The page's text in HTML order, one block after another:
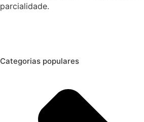
parcialidade.
Categorias populares